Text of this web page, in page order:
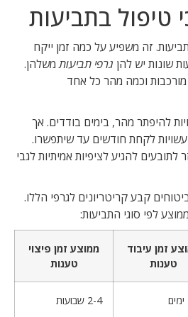
טיפול בתביעות
זה משפיע על כמה זמן ייקח
שונות יש להן גרפי תביעותמשלהן.
וכמה מהר כל אחד
להיפתר מהר, בימים בודדים. אך
לקחת חודשים עד שיתפשרו.
להגיע לציפיות אמיתיות לגבי
קבע קריטריונים לגרפי הללו.
לפי סוגי התביעות:
זמן עיבוד
טענות
ממוצע זמן פיצוי
טענות
2-4 שבועות